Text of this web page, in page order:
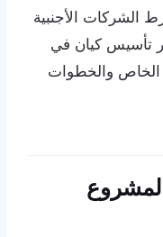
الشركات الأجنبية
تأسيس كيان في
الخاص والخطوات